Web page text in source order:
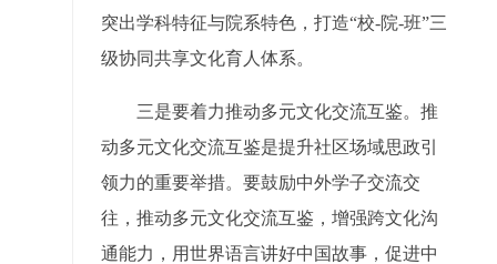
突出学科特征与院系特色，打造“校-院-班”三
级协同共享文化育人体系。
三是要着力推动多元文化交流互鉴。推
动多元文化交流互鉴是提升社区场域思政引
领力的重要举措。要鼓励中外学子交流交
往，推动多元文化交流互鉴，增强跨文化沟
通能力，用世界语言讲好中国故事，促进中